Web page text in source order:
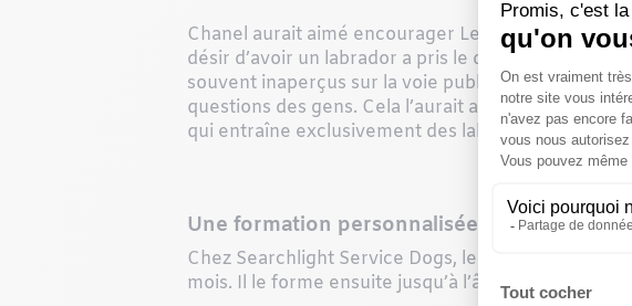
Chanel aurait aimé encourager Les chiens Togo,
désir d’avoir un labrador a pris le dessus. Ces
souvent inaperçus sur la voie publique. Or, elle
questions des gens. Cela l’aurait angoissée. Son
qui entraîne exclusivement des labradors.
Une formation personnalisée
Chez Searchlight Service Dogs, le chien ne passe
mois. Il le forme ensuite jusqu’à l’âge de deux ans